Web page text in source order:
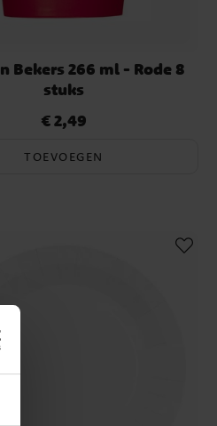
Bekers 266 ml - Rode 8
stuks
Prijs :€ 2,49
€ 2,49
TOEVOEGEN